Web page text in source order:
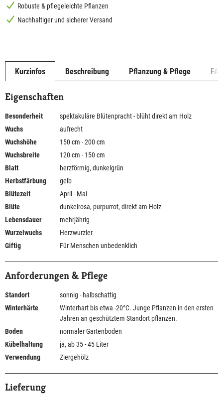
Robuste & pflegeleichte Pflanzen
Nachhaltiger und sicherer Versand
Kurzinfos Beschreibung Pflanzung & Pflege
Eigenschaften
Besonderheit
spektakuläre Blütenpracht - blüht direkt am Holz
Wuchs
aufrecht
Wuchshöhe
150 cm - 200 cm
Wuchsbreite
120 cm - 150 cm
Blatt
herzförmig, dunkelgrün
Herbstfärbung
gelb
Blütezeit
April - Mai
Blüte
dunkelrosa, purpurrot, direkt am Holz
Lebensdauer
mehrjährig
Wurzelwuchs
Herzwurzler
Giftig
Für Menschen unbedenklich
Anforderungen & Pflege
Standort
sonnig - halbschattig
Winterhärte
Winterhart bis etwa -20°C. Junge Pflanzen in den ersten
Jahren an geschütztem Standort pflanzen.
Boden
normaler Gartenboden
Kübelhaltung
ja, ab 35 - 45 Liter
Verwendung
Ziergehölz
Lieferung